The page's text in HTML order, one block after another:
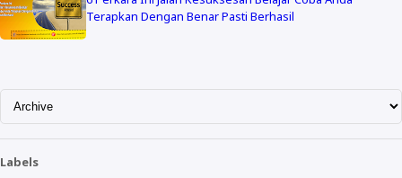
Terapkan Dengan Benar Pasti Berhasil
Labels